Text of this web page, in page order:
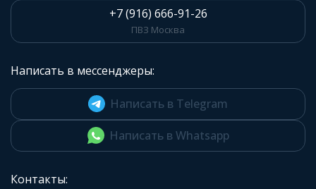
+7 (916) 666-91-26
ПВЗ Москва
Написать в мессенджеры:
Написать в Telegram
Написать в Whatsapp
Контакты: